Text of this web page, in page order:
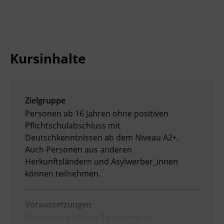
Kursinhalte
Zielgruppe
Personen ab 16 Jahren ohne positiven
Pflichtschulabschluss mit
Deutschkenntnissen ab dem Niveau A2+.
Auch Personen aus anderen
Herkunftsländern und Asylwerber_innen
können teilnehmen.
Voraussetzungen